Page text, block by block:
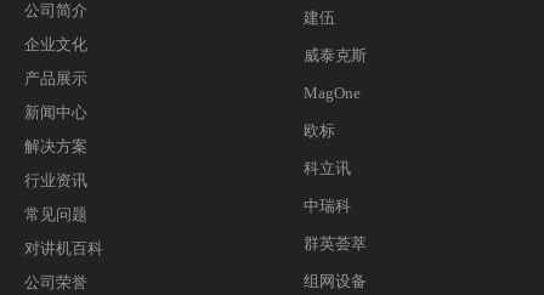
公司简介
企业文化
产品展示
新闻中心
解决方案
行业资讯
常见问题
对讲机百科
公司荣誉
建伍
威泰克斯
MagOne
欧标
科立讯
中瑞科
群英荟萃
组网设备